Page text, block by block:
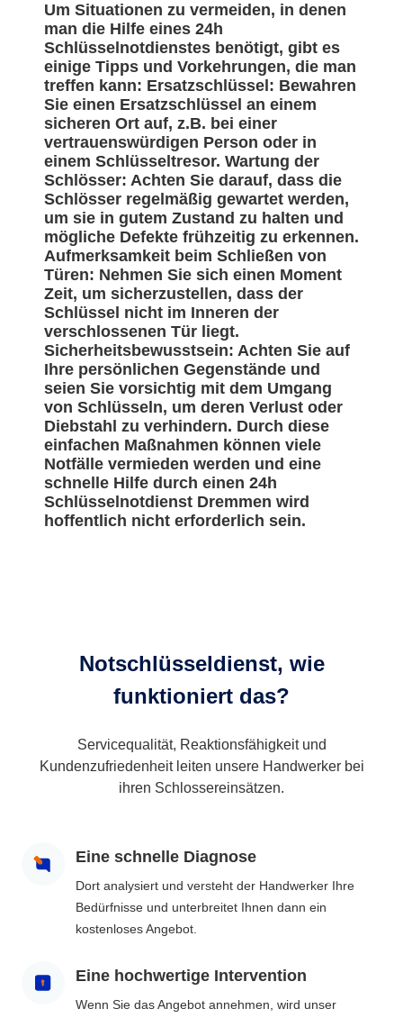
Um Situationen zu vermeiden, in denen
man die Hilfe eines 24h
Schlüsselnotdienstes benötigt, gibt es
einige Tipps und Vorkehrungen, die man
treffen kann: Ersatzschlüssel: Bewahren
Sie einen Ersatzschlüssel an einem
sicheren Ort auf, z.B. bei einer
vertrauenswürdigen Person oder in
einem Schlüsseltresor. Wartung der
Schlösser: Achten Sie darauf, dass die
Schlösser regelmäßig gewartet werden,
um sie in gutem Zustand zu halten und
mögliche Defekte frühzeitig zu erkennen.
Aufmerksamkeit beim Schließen von
Türen: Nehmen Sie sich einen Moment
Zeit, um sicherzustellen, dass der
Schlüssel nicht im Inneren der
verschlossenen Tür liegt.
Sicherheitsbewusstsein: Achten Sie auf
Ihre persönlichen Gegenstände und
seien Sie vorsichtig mit dem Umgang
von Schlüsseln, um deren Verlust oder
Diebstahl zu verhindern. Durch diese
einfachen Maßnahmen können viele
Notfälle vermieden werden und eine
schnelle Hilfe durch einen 24h
Schlüsselnotdienst Dremmen wird
hoffentlich nicht erforderlich sein.
Notschlüsseldienst, wie
funktioniert das?
Servicequalität, Reaktionsfähigkeit und
Kundenzufriedenheit leiten unsere Handwerker bei
ihren Schlossereinsätzen.
Eine schnelle Diagnose
Dort analysiert und versteht der Handwerker Ihre
Bedürfnisse und unterbreitet Ihnen dann ein
kostenloses Angebot.
Eine hochwertige Intervention
Wenn Sie das Angebot annehmen, wird unser